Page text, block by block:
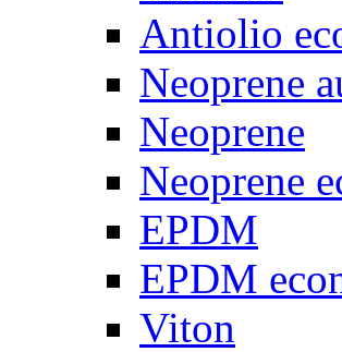
Antiolio
Neoprene
Neoprene
Neoprene
EPDM
EPDM
Viton